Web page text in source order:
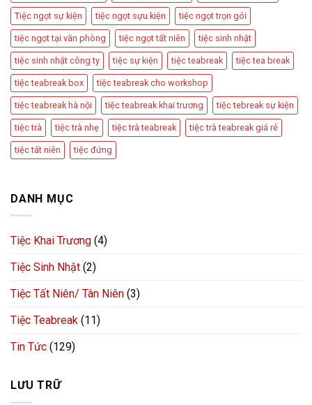
Tiệc ngọt sự kiện tiệc ngọt sựu kiện tiệc ngọt trọn gói
tiệc ngọt tại văn phòng tiệc ngọt tất niên tiệc sinh nhật
tiệc sinh nhật công ty tiệc sự kiện tiệc teabreak tiệc tea break
tiệc teabreak box tiệc teabreak cho workshop
tiệc teabreak hà nội tiệc teabreak khai trương tiệc tebreak sự kiện
tiệc trà tiệc trà nhẹ tiệc trà teabreak tiệc trà teabreak giá rẻ
tiệc tất niên tiệc đứng
DANH MỤC
Tiệc Khai Trương (4)
Tiệc Sinh Nhật (2)
Tiệc Tất Niên/ Tân Niên (3)
Tiệc Teabreak (11)
Tin Tức (129)
LƯU TRỮ